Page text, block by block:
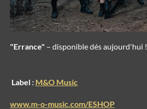
"Errance" – disponible dés aujourd'hui !
Label : M&O Music
www.m-o-music.com/ESHOP